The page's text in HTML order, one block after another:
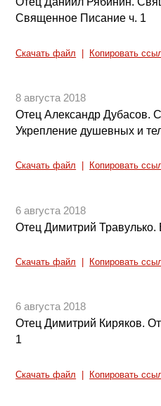
Священное Писание ч. 1
Скачать файл Копировать
8 августа 2018
Отец Александр Дубасов.
Укрепление душевных и
Скачать файл Копировать
6 августа 2018
Отец Димитрий
Скачать файл Копировать
6 августа 2018
Отец Димитрий Киряков.
1
Скачать файл Копировать